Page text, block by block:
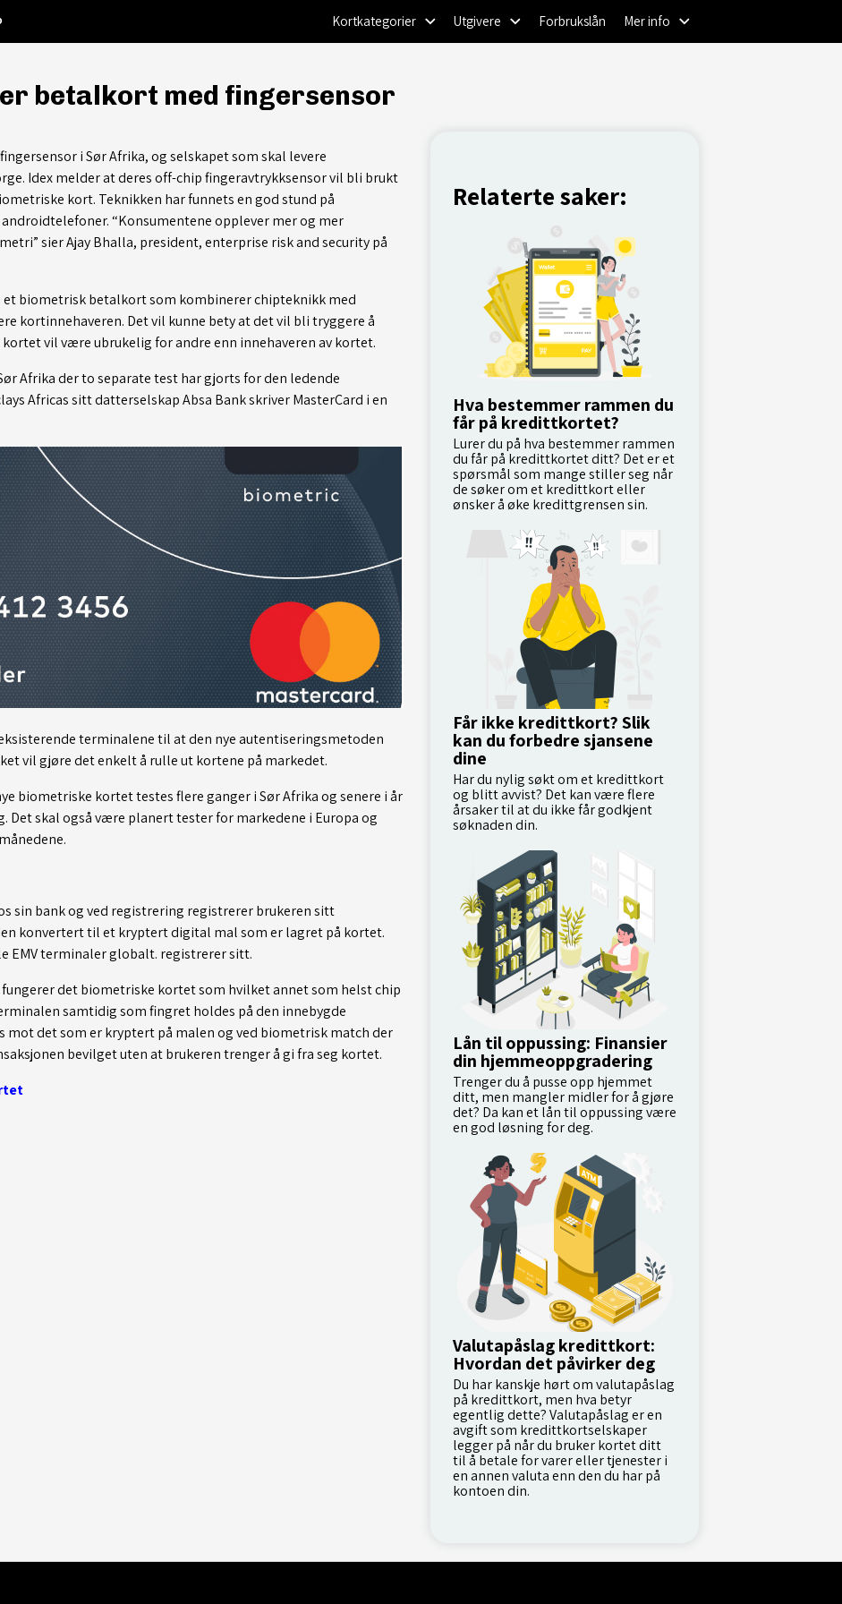
Kortkategorier Utgivere Forbrukslån Mer info
betalkort med fingersensor
i Sør Afrika, og selskapet som skal levere
Idex melder at deres off-chip fingeravtrykksensor vil bli brukt
kort. Teknikken har funnets en god stund på
“Konsumentene opplever mer og mer
sier Ajay Bhalla, president, enterprise risk and security på
biometrisk betalkort som kombinerer chipteknikk med
kortinnehaveren. Det vil kunne bety at det vil bli tryggere å
vil være ubrukelig for andre enn innehaveren av kortet.
Afrika der to separate test har gjorts for den ledende
Africas sitt datterselskap Absa Bank skriver MasterCard i en
terminalene til at den nye autentiseringsmetoden
vil gjøre det enkelt å rulle ut kortene på markedet.
biometriske kortet testes flere ganger i Sør Afrika og senere i år
Det skal også være planert tester for markedene i Europa og
sin bank og ved registrering registrerer brukeren sitt
konvertert til et kryptert digital mal som er lagret på kortet.
EMV terminaler globalt. registrerer sitt.
det biometriske kortet som hvilket annet som helst chip
samtidig som fingret holdes på den innebygde
mot det som er kryptert på malen og ved biometrisk match der
bevilget uten at brukeren trenger å gi fra seg kortet.
Relaterte saker:
Hva bestemmer rammen du
får på kredittkortet?
Lurer du på hva bestemmer rammen
du får på kredittkortet ditt? Det er et
spørsmål som mange stiller seg når
de søker om et kredittkort eller
ønsker å øke kredittgrensen sin.
Får ikke kredittkort? Slik
kan du forbedre sjansene
dine
Har du nylig søkt om et kredittkort
og blitt avvist? Det kan være flere
årsaker til at du ikke får godkjent
søknaden din.
Lån til oppussing: Finansier
din hjemmeoppgradering
Trenger du å pusse opp hjemmet
ditt, men mangler midler for å gjøre
det? Da kan et lån til oppussing være
en god løsning for deg.
Valutapåslag kredittkort:
Hvordan det påvirker deg
Du har kanskje hørt om valutapåslag
på kredittkort, men hva betyr
egentlig dette? Valutapåslag er en
avgift som kredittkortselskaper
legger på når du bruker kortet ditt
til å betale for varer eller tjenester i
en annen valuta enn den du har på
kontoen din.